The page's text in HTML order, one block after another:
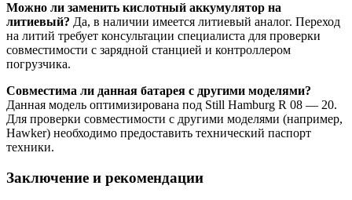
Можно ли заменить кислотный аккумулятор на
литиевый? Да, в наличии имеется литиевый аналог. Переход
на литий требует консультации специалиста для проверки
совместимости с зарядной станцией и контроллером
погрузчика.
Совместима ли данная батарея с другими моделями?
Данная модель оптимизирована под Still Hamburg R 08 — 20.
Для проверки совместимости с другими моделями (например,
Hawker) необходимо предоставить технический паспорт
техники.
Заключение и рекомендации